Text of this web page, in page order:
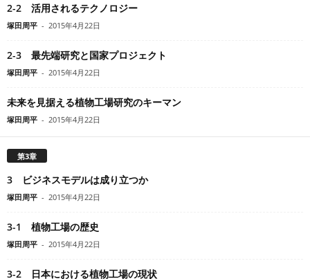
2-2 活用されるテクノロジー
塚田周平 - 2015年4月22日
2-3 最先端研究と国家プロジェクト
塚田周平 - 2015年4月22日
未来を見据える植物工場研究のキーマン
塚田周平 - 2015年4月22日
第3章
3 ビジネスモデルは成り立つか
塚田周平 - 2015年4月22日
3-1 植物工場の歴史
塚田周平 - 2015年4月22日
3-2 日本における植物工場の現状